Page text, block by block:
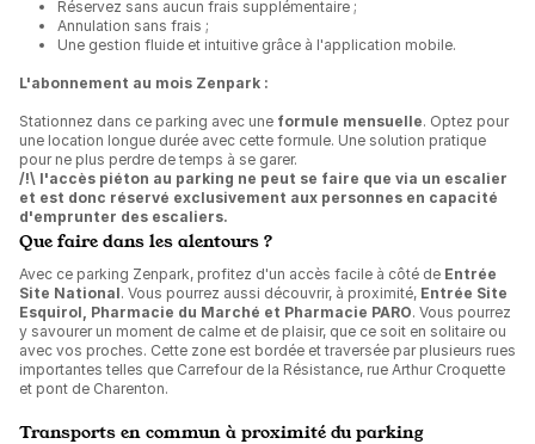
Réservez sans aucun frais supplémentaire ;
Annulation sans frais ;
Une gestion fluide et intuitive grâce à l'application mobile.
L'abonnement au mois Zenpark :
Stationnez dans ce parking avec une formule mensuelle. Optez pour
une location longue durée avec cette formule. Une solution pratique
pour ne plus perdre de temps à se garer.
/!\ l'accès piéton au parking ne peut se faire que via un escalier
et est donc réservé exclusivement aux personnes en capacité
d'emprunter des escaliers.
Que faire dans les alentours ?
Avec ce parking Zenpark, profitez d'un accès facile à côté de Entrée
Site National. Vous pourrez aussi découvrir, à proximité, Entrée Site
Esquirol, Pharmacie du Marché et Pharmacie PARO. Vous pourrez
y savourer un moment de calme et de plaisir, que ce soit en solitaire ou
avec vos proches. Cette zone est bordée et traversée par plusieurs rues
importantes telles que Carrefour de la Résistance, rue Arthur Croquette
et pont de Charenton.
Transports en commun à proximité du parking